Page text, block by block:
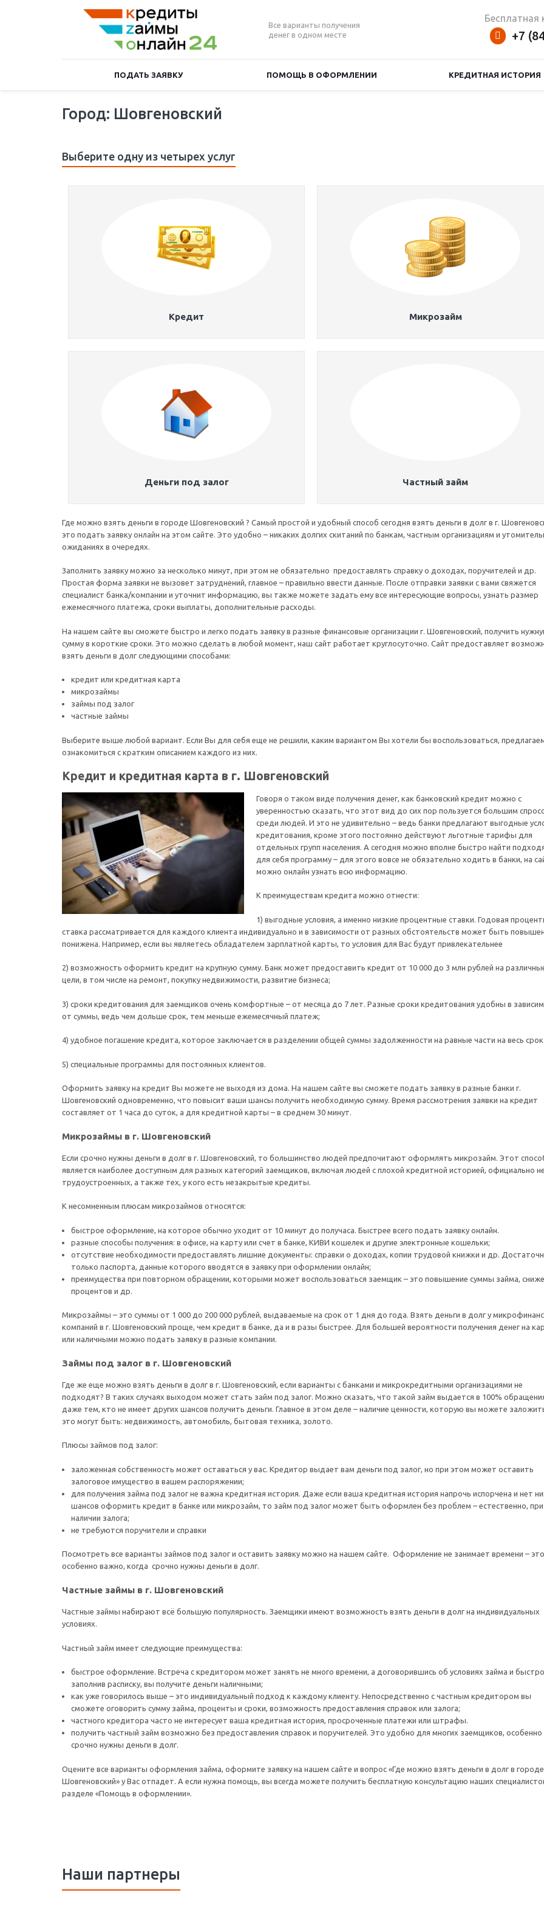
Все варианты получения
денег в одном месте
Бесплатная
+7
ПОДАТЬ ЗАЯВКУ ПОМОЩЬ В ОФОРМЛЕНИИ КРЕДИТНАЯ ИСТОРИЯ
Город: Шовгеновский
Выберите одну из четырех услуг
Кредит Микрозайм
Деньги под залог Частный займ
Где можно взять деньги в городе Шовгеновский ? Самый простой и удобный способ сегодня взять деньги в долг в г.
это подать заявку онлайн на этом сайте. Это удобно – никаких долгих скитаний по банкам, частным организациям и
ожиданиях в очередях.
Заполнить заявку можно за несколько минут, при этом не обязательно предоставлять справку о доходах, поручителей и др.
Простая форма заявки не вызовет затруднений, главное – правильно ввести данные. После отправки заявки с вами свяжется
специалист банка/компании и уточнит информацию, вы также можете задать ему все интересующие вопросы, узнать размер
ежемесячного платежа, сроки выплаты, дополнительные расходы.
На нашем сайте вы сможете быстро и легко подать заявку в разные финансовые организации г. Шовгеновский, получить
сумму в короткие сроки. Это можно сделать в любой момент, наш сайт работает круглосуточно. Сайт предоставляет
взять деньги в долг следующими способами:
кредит или кредитная карта
микрозаймы
займы под залог
частные займы
Выберите выше любой вариант. Если Вы для себя еще не решили, каким вариантом Вы хотели бы воспользоваться,
ознакомиться с кратким описанием каждого из них.
Кредит и кредитная карта в г. Шовгеновский
Говоря о таком виде получения денег, как банковский кредит можно с
уверенностью сказать, что этот вид до сих пор пользуется большим
среди людей. И это не удивительно – ведь банки предлагают выгодные
кредитования, кроме этого постоянно действуют льготные тарифы для
отдельных групп населения. А сегодня можно вполне быстро найти
для себя программу – для этого вовсе не обязательно ходить в банки, на
можно онлайн узнать всю информацию.
К преимуществам кредита можно отнести:
1) выгодные условия, а именно низкие процентные ставки. Годовая
ставка рассматривается для каждого клиента индивидуально и в зависимости от разных обстоятельств может быть
понижена. Например, если вы являетесь обладателем зарплатной карты, то условия для Вас будут привлекательнее
2) возможность оформить кредит на крупную сумму. Банк может предоставить кредит от 10 000 до 3 млн рублей на
цели, в том числе на ремонт, покупку недвижимости, развитие бизнеса;
3) сроки кредитования для заемщиков очень комфортные – от месяца до 7 лет. Разные сроки кредитования удобны в
от суммы, ведь чем дольше срок, тем меньше ежемесячный платеж;
4) удобное погашение кредита, которое заключается в разделении общей суммы задолженности на равные части на весь срок.
5) специальные программы для постоянных клиентов.
Оформить заявку на кредит Вы можете не выходя из дома. На нашем сайте вы сможете подать заявку в разные банки г.
Шовгеновский одновременно, что повысит ваши шансы получить необходимую сумму. Время рассмотрения заявки на кредит
составляет от 1 часа до суток, а для кредитной карты – в среднем 30 минут.
Микрозаймы в г. Шовгеновский
Если срочно нужны деньги в долг в г. Шовгеновский, то большинство людей предпочитают оформлять микрозайм. Этот
является наиболее доступным для разных категорий заемщиков, включая людей с плохой кредитной историей, официально не
трудоустроенных, а также тех, у кого есть незакрытые кредиты.
К несомненным плюсам микрозаймов относятся:
быстрое оформление, на которое обычно уходит от 10 минут до получаса. Быстрее всего подать заявку онлайн.
разные способы получения: в офисе, на карту или счет в банке, КИВИ кошелек и другие электронные кошельки;
отсутствие необходимости предоставлять лишние документы: справки о доходах, копии трудовой книжки и др.
только паспорта, данные которого вводятся в заявку при оформлении онлайн;
преимущества при повторном обращении, которыми может воспользоваться заемщик – это повышение суммы займа,
процентов и др.
Микрозаймы – это суммы от 1 000 до 200 000 рублей, выдаваемые на срок от 1 дня до года. Взять деньги в долг у
компаний в г. Шовгеновский проще, чем кредит в банке, да и в разы быстрее. Для большей вероятности получения денег на
или наличными можно подать заявку в разные компании.
Займы под залог в г. Шовгеновский
Где же еще можно взять деньги в долг в г. Шовгеновский, если варианты с банками и микрокредитными организациями не
подходят? В таких случаях выходом может стать займ под залог. Можно сказать, что такой займ выдается в 100%
даже тем, кто не имеет других шансов получить деньги. Главное в этом деле – наличие ценности, которую вы можете
это могут быть: недвижимость, автомобиль, бытовая техника, золото.
Плюсы займов под залог:
заложенная собственность может оставаться у вас. Кредитор выдает вам деньги под залог, но при этом может оставить
залоговое имущество в вашем распоряжении;
для получения займа под залог не важна кредитная история. Даже если ваша кредитная история напрочь испорчена и нет
шансов оформить кредит в банке или микрозайм, то займ под залог может быть оформлен без проблем – естественно, при
наличии залога;
не требуются поручители и справки
Посмотреть все варианты займов под залог и оставить заявку можно на нашем сайте. Оформление не занимает времени – это
особенно важно, когда срочно нужны деньги в долг.
Частные займы в г. Шовгеновский
Частные займы набирают всё большую популярность. Заемщики имеют возможность взять деньги в долг на индивидуальных
условиях.
Частный займ имеет следующие преимущества:
быстрое оформление. Встреча с кредитором может занять не много времени, а договорившись об условиях займа и быстро
заполнив расписку, вы получите деньги наличными;
как уже говорилось выше – это индивидуальный подход к каждому клиенту. Непосредственно с частным кредитором вы
сможете оговорить сумму займа, проценты и сроки, возможность предоставления справок или залога;
частного кредитора часто не интересует ваша кредитная история, просроченные платежи или штрафы.
получить частный займ возможно без предоставления справок и поручителей. Это удобно для многих заемщиков, особенно
срочно нужны деньги в долг.
Оцените все варианты оформления займа, оформите заявку на нашем сайте и вопрос «Где можно взять деньги в долг в городе
Шовгеновский» у Вас отпадет. А если нужна помощь, вы всегда можете получить бесплатную консультацию наших
разделе «Помощь в оформлении».
Наши партнеры